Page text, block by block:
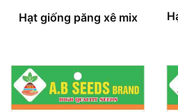
Hạt giống păng xê mix